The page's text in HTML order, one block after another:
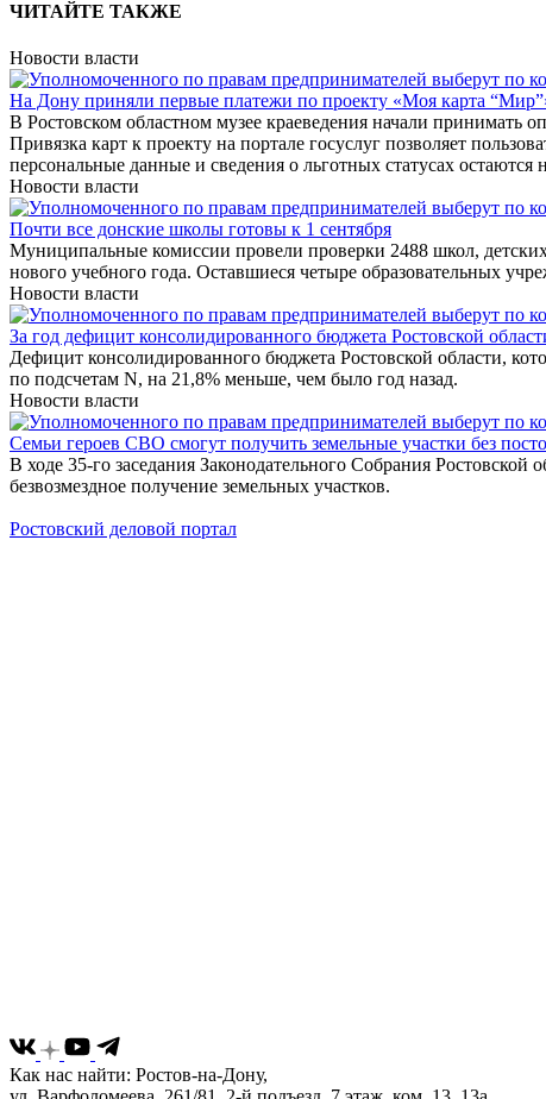
ЧИТАЙТЕ ТАКЖЕ
Новости власти
На Дону приняли первые платежи по проекту «Моя карта
В Ростовском областном музее краеведения начали принимать
Привязка карт к проекту на портале госуслуг позволяет
персональные данные и сведения о льготных статусах
Новости власти
Почти все донские школы готовы к 1 сентября
Муниципальные комиссии провели проверки 2488 школ,
нового учебного года. Оставшиеся четыре образовательных
Новости власти
За год дефицит консолидированного бюджета Ростовской
Дефицит консолидированного бюджета Ростовской области,
по подсчетам N, на 21,8% меньше, чем было год назад.
Новости власти
Семьи героев СВО смогут получить земельные участки без
В ходе 35-го заседания Законодательного Собрания
безвозмездное получение земельных участков.
Ростовский деловой портал
Как нас найти: Ростов-на-Дону,